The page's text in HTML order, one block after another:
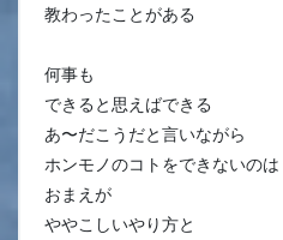
教わったことがある
何事も
できると思えばできる
あ〜だこうだと言いながら
ホンモノのコトをできないのは
おまえが
ややこしいやり方と